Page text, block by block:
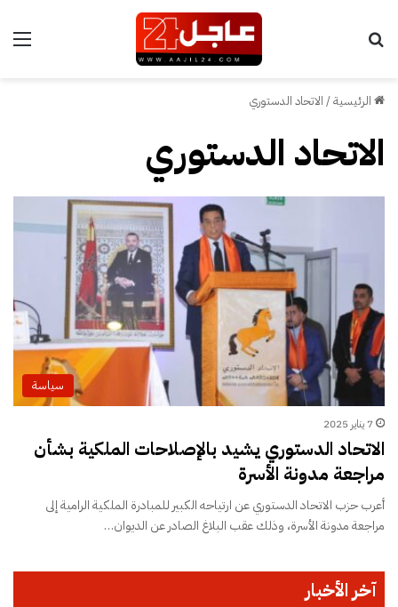
الرئيسية/ الاتحاد الدستوري
الاتحاد الدستوري
سياسة
7 يناير 2025
الاتحاد الدستوري يشيد بالإصلاحات الملكية بشأن
مراجعة مدونة الأسرة
أعرب حزب الاتحاد الدستوري عن ارتياحه الكبير للمبادرة الملكية الرامية إلى
مراجعة مدونة الأسرة، وذلك عقب البلاغ الصادر عن الديوان…
آخر الأخبار